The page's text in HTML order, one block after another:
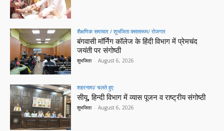
शैक्षणिक समाचार / शुभजिता क्सासरूम/ रोजगार
बंगवासी मॉर्निंग कॉलेज के हिंदी विभाग में प्रेमचंद
जयंती पर संगोष्ठी
शुभजिता - August 6, 2026
शहरनामा/ चलते हुए
सीयू, हिन्दी विभाग में व्यास पूजन व राष्ट्रीय संगोष्ठी
शुभजिता - August 6, 2026